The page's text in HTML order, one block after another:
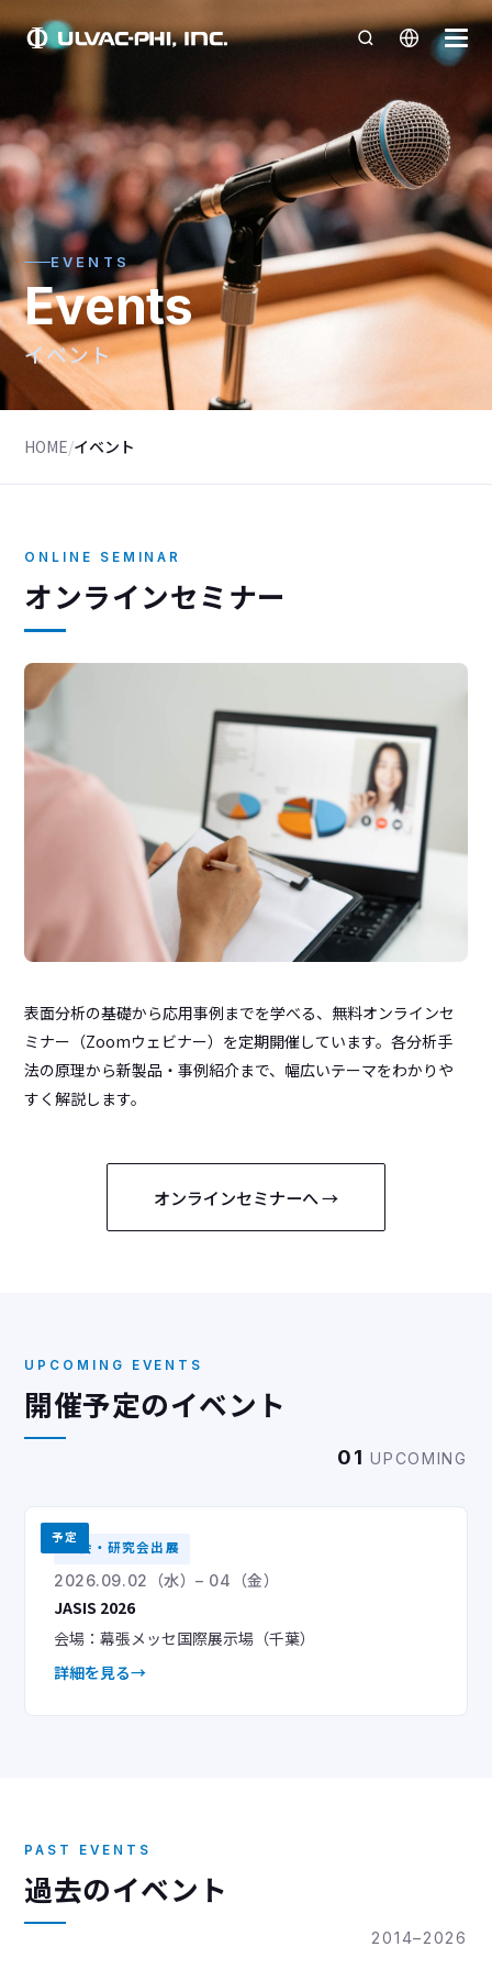
EVENTS
Events
イベント
HOME/イベント
ONLINE SEMINAR
オンラインセミナー
表面分析の基礎から応用事例までを学べる、無料オンラインセ
ミナー（Zoomウェビナー）を定期開催しています。各分析手
法の原理から新製品・事例紹介まで、幅広いテーマをわかりや
すく解説します。
オンラインセミナーへ →
UPCOMING EVENTS
開催予定のイベント
01 UPCOMING
予定
学会・研究会出展
2026.09.02（水）– 04（金）
JASIS 2026
会場：幕張メッセ国際展示場（千葉）
詳細を見る
PAST EVENTS
過去のイベント
2014–2026